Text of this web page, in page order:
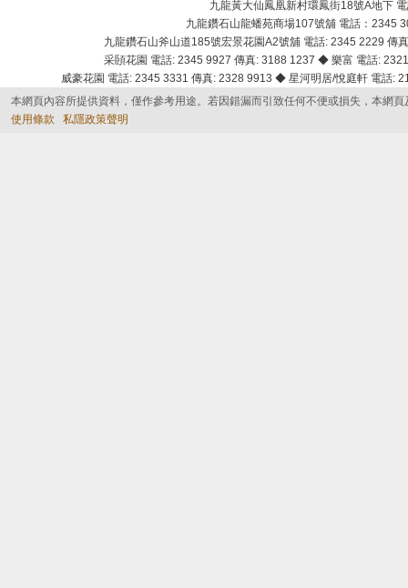
九龍黃大仙鳳凰新村環鳳街18號A地下
九龍鑽石山龍蟠苑商場107號舖 電話：2345
九龍鑽石山斧山道185號宏景花園A2號舖 電話: 2345 2229
采頣花園 電話: 2345 9927 傳真: 3188 1237 ◆ 樂富 電話:
威豪花園 電話: 2345 3331 傳真: 2328 9913 ◆ 星河明居/悅庭軒 電話
本網頁內容所提供資料，僅作參考用途。若因錯漏而引致任何不便或損失，本網
使用條款
私隱政策聲明